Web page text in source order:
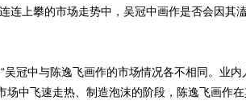
上攀的市场走势中，吴冠中画作是否会因其溘
冠中与陈逸飞画作的市场情况各不相同。业内
中飞速走热、制造泡沫的阶段，陈逸飞画作